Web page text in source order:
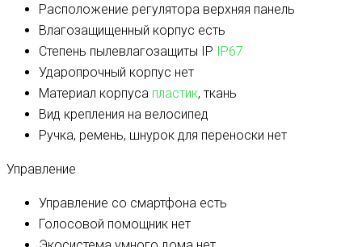
Расположение регулятора верхняя панель
Влагозащищенный корпус есть
Степень пылевлагозащиты IP IP67
Ударопрочный корпус нет
Материал корпуса пластик, ткань
Вид крепления на велосипед
Ручка, ремень, шнурок для переноски нет
Управление
Управление со смартфона есть
Голосовой помощник нет